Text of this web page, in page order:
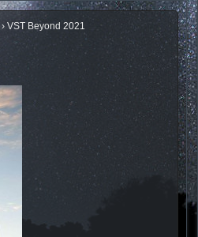
› VST Beyond 2021